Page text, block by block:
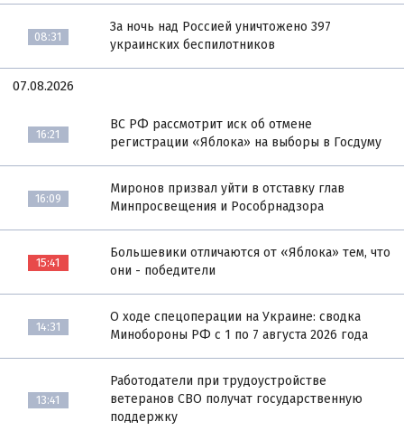
08:31
За ночь над Россией уничтожено 397
украинских беспилотников
07.08.2026
16:21
ВС РФ рассмотрит иск об отмене
регистрации «Яблока» на выборы в Госдуму
16:09
Миронов призвал уйти в отставку глав
Минпросвещения и Рособрнадзора
15:41
Большевики отличаются от «Яблока» тем, что
они - победители
14:31
О ходе спецоперации на Украине: сводка
Минобороны РФ с 1 по 7 августа 2026 года
13:41
Работодатели при трудоустройстве
ветеранов СВО получат государственную
поддержку